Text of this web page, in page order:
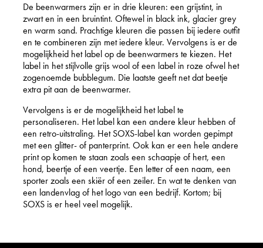
De beenwarmers zijn er in drie kleuren: een grijstint, in
zwart en in een bruintint. Oftewel in black ink, glacier grey
en warm sand. Prachtige kleuren die passen bij iedere outfit
en te combineren zijn met iedere kleur. Vervolgens is er de
mogelijkheid het label op de beenwarmers te kiezen. Het
label in het stijlvolle grijs wool of een label in roze ofwel het
zogenoemde bubblegum. Die laatste geeft net dat beetje
extra pit aan de beenwarmer.
Vervolgens is er de mogelijkheid het label te
personaliseren. Het label kan een andere kleur hebben of
een retro-uitstraling. Het SOXS-label kan worden gepimpt
met een glitter- of panterprint. Ook kan er een hele andere
print op komen te staan zoals een schaapje of hert, een
hond, beertje of een veertje. Een letter of een naam, een
sporter zoals een skiër of een zeiler. En wat te denken van
een landenvlag of het logo van een bedrijf. Kortom; bij
SOXS is er heel veel mogelijk.